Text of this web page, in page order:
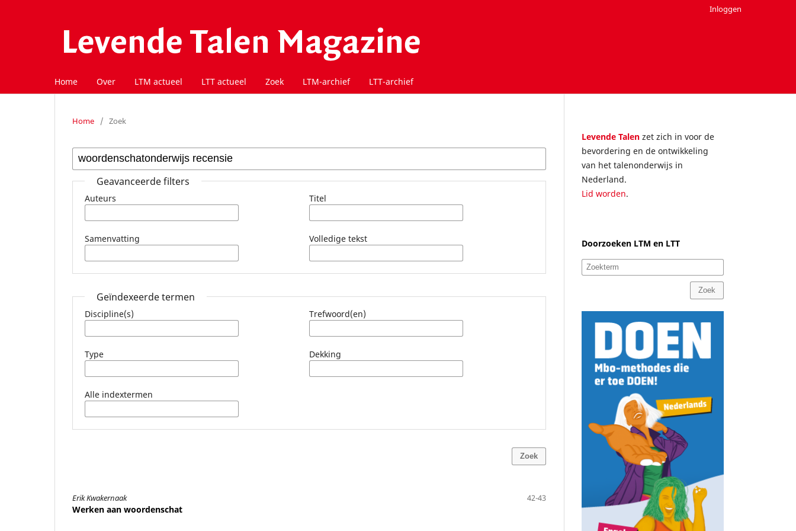
Home Over LTM actueel LTT actueel Zoek LTM-archief LTT-archief
Inloggen
Home / Zoek
Geavanceerde filters
Auteurs Titel
Samenvatting Volledige tekst
Geïndexeerde termen
Discipline(s) Trefwoord(en)
Type Dekking
Alle indextermen
Zoek
Erik Kwakernaak 42-43
Werken aan woordenschat
Levende Talen zet zich in voor de
bevordering en de ontwikkeling
van het talenonderwijs in
Nederland.
Lid worden.
Doorzoeken LTM en LTT
Zoek